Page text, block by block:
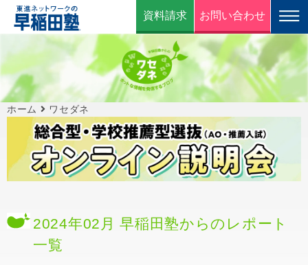
資料請求 お問い合わせ
ホーム ワセダネ
2024年02月 早稲田塾からのレポート
一覧